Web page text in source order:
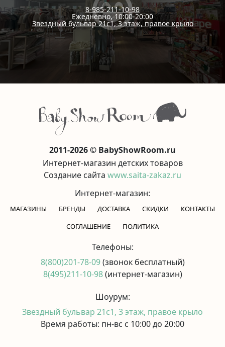
8-985-211-10-98
Ежедневно, 10:00-20:00
Звездный бульвар 21с1, 3 этаж, правое крыло
2011-2026 © BabyShowRoom.ru
Интернет-магазин детских товаров
Создание сайта www.saita-zakaz.ru
Интернет-магазин:
МАГАЗИНЫ БРЕНДЫ ДОСТАВКА СКИДКИ
КОНТАКТЫ
CОГЛАШЕНИЕ
ПОЛИТИКА
Телефоны:
8(800)201-78-09(звонок бесплатный)
8(495)211-10-98(интернет-магазин)
Шоурум:
Звездный бульвар 21с1, 3 этаж, правое крыло
Время работы: пн-вс с 10:00 до 20:00